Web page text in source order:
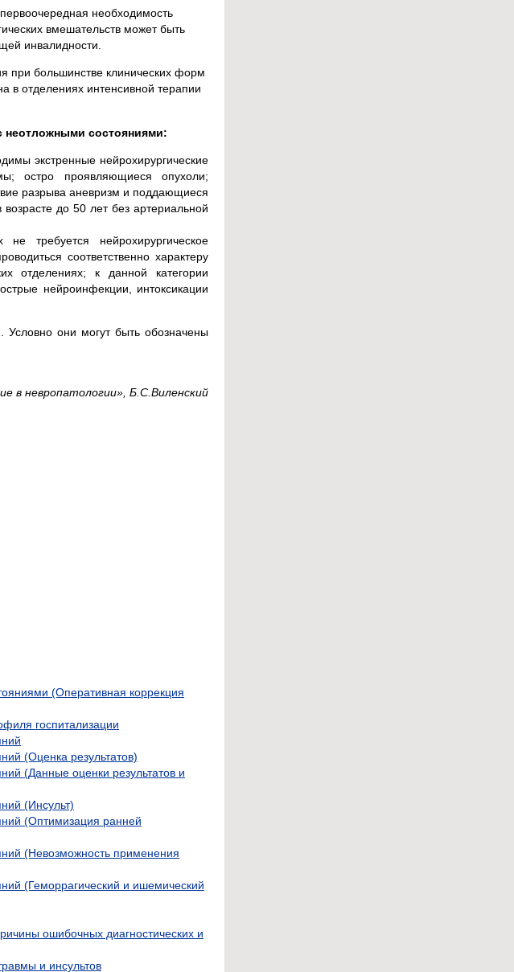
необходимость
вмешательств может быть
инвалидности.
при большинстве клинических форм
в отделениях интенсивной терапии
неотложными состояниями:
экстренные нейрохирургические
остро проявляющиеся опухоли;
разрыва аневризм и поддающиеся
до 50 лет без артериальной
требуется нейрохирургическое
соответственно характеру
отделениях; к данной категории
нейроинфекции, интоксикации
Условно они могут быть обозначены
в невропатологии», Б.С.Виленский
(Оперативная коррекция
госпитализации
(Оценка результатов)
(Данные оценки результатов и
(Инсульт)
(Оптимизация ранней
(Невозможность применения
(Геморрагический и ишемический
ошибочных диагностических и
и инсультов